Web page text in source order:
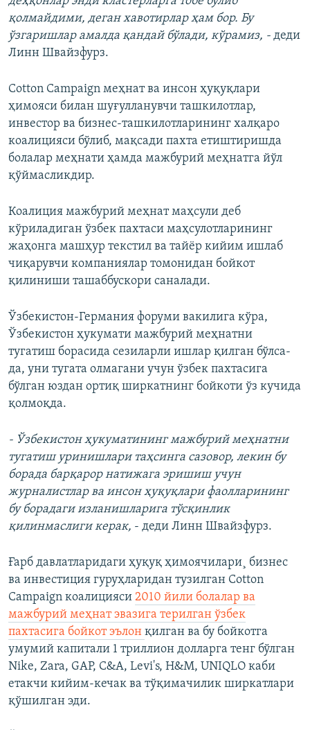
қолмайдими, деган хавотирлар ҳам бор. Бу
ўзгаришлар амалда қандай бўлади, кўрамиз, - деди
Линн Швайзфурз.
Cotton Campaign меҳнат ва инсон ҳуқуқлари
ҳимояси билан шуғулланувчи ташкилотлар,
инвестор ва бизнес-ташкилотларининг халқаро
коалицияси бўлиб, мақсади пахта етиштиришда
болалар меҳнати ҳамда мажбурий меҳнатга йўл
қўймасликдир.
Коалиция мажбурий меҳнат маҳсули деб
кўриладиган ўзбек пахтаси маҳсулотларининг
жаҳонга машҳур текстил ва тайёр кийим ишлаб
чиқарувчи компаниялар томонидан бойкот
қилиниши ташаббускори саналади.
Ўзбекистон-Германия форуми вакилига кўра,
Ўзбекистон ҳукумати мажбурий меҳнатни
тугатиш борасида сезиларли ишлар қилган бўлса-
да, уни тугата олмагани учун ўзбек пахтасига
бўлган юздан ортиқ ширкатнинг бойкоти ўз кучида
қолмоқда.
- Ўзбекистон ҳукуматининг мажбурий меҳнатни
тугатиш уринишлари таҳсинга сазовор, лекин бу
борада барқарор натижага эришиш учун
журналистлар ва инсон ҳуқуқлари фаолларининг
бу борадаги изланишларига тўсқинлик
қилинмаслиги керак, - деди Линн Швайзфурз.
Ғарб давлатларидаги ҳуқуқ ҳимоячилари¸ бизнес
ва инвестиция гуруҳларидан тузилган Cotton
Campaign коалицияси 2010 йили болалар ва
мажбурий меҳнат эвазига терилган ўзбек
пахтасига бойкот эълон қилган ва бу бойкотга
умумий капитали 1 триллион долларга тенг бўлган
Nike, Zara, GAP, C&A, Levi's, H&M, UNIQLO каби
етакчи кийим-кечак ва тўқимачилик ширкатлари
қўшилган эди.